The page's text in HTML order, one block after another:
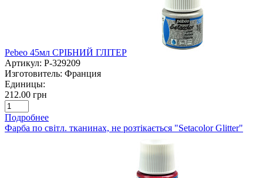
Pebeo 45мл СРІБНИЙ ГЛІТЕР
Артикул: P-329209
Изготовитель: Франция
Единицы:
212.00 грн
Подробнее
Фарба по світл. тканинах, не розтікається "Setacolor Glitter"